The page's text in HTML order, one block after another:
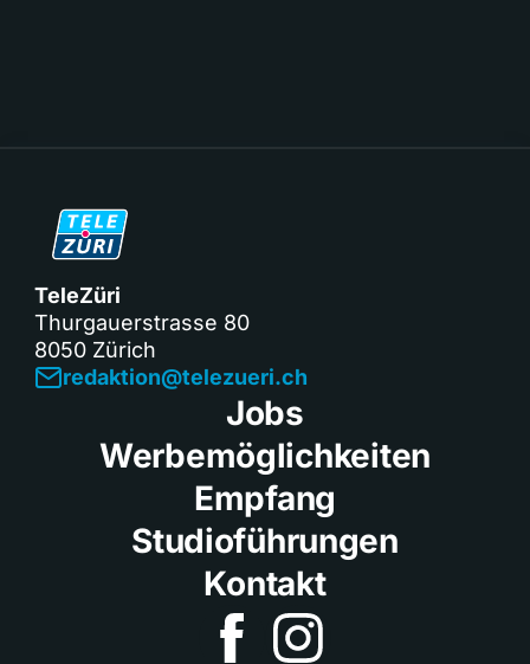
TeleZüri
Thurgauerstrasse 80
8050 Zürich
redaktion@telezueri.ch
Jobs
Werbemöglichkeiten
Empfang
Studioführungen
Kontakt